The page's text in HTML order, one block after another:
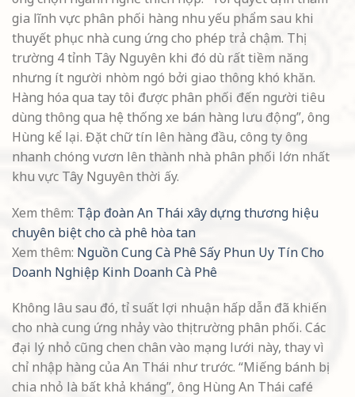
gia lĩnh vực phân phối hàng nhu yếu phẩm sau khi
thuyết phục nhà cung ứng cho phép trả chậm. Thị
trường 4 tỉnh Tây Nguyên khi đó dù rất tiềm năng
nhưng ít người nhòm ngó bởi giao thông khó khăn.
Hàng hóa qua tay tôi được phân phối đến người tiêu
dùng thông qua hệ thống xe bán hàng lưu động”, ông
Hùng kể lại. Đặt chữ tín lên hàng đầu, công ty ông
nhanh chóng vươn lên thành nhà phân phối lớn nhất
khu vực Tây Nguyên thời ấy.
Xem thêm: Tập đoàn An Thái xây dựng thương hiệu
chuyên biệt cho cà phê hòa tan
Xem thêm: Nguồn Cung Cà Phê Sấy Phun Uy Tín Cho
Doanh Nghiệp Kinh Doanh Cà Phê
Không lâu sau đó, tỉ suất lợi nhuận hấp dẫn đã khiến
cho nhà cung ứng nhảy vào thị trường phân phối. Các
đại lý nhỏ cũng chen chân vào mạng lưới này, thay vì
chỉ nhập hàng của An Thái như trước. “Miếng bánh bị
chia nhỏ là bất khả kháng”, ông Hùng An Thái café